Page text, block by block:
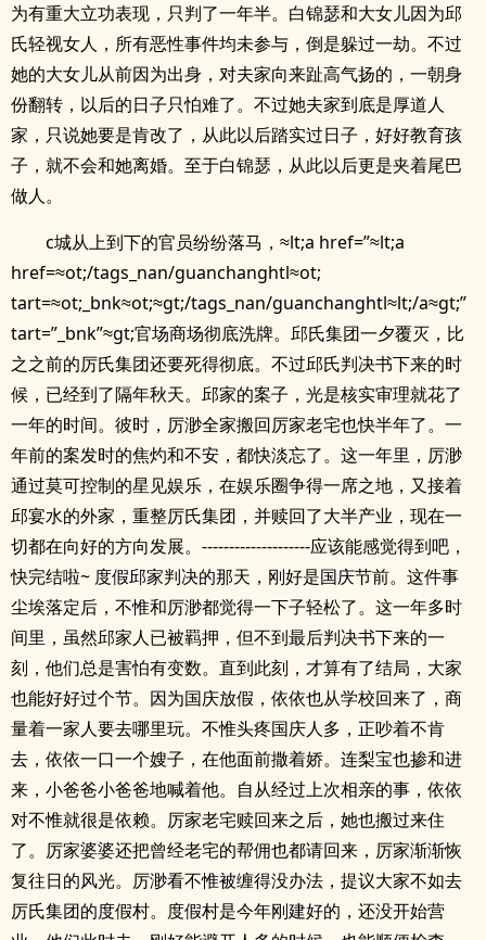
为有重大立功表现，只判了一年半。白锦瑟和大女儿因为邱
氏轻视女人，所有恶性事件均未参与，倒是躲过一劫。不过
她的大女儿从前因为出身，对夫家向来趾高气扬的，一朝身
份翻转，以后的日子只怕难了。不过她夫家到底是厚道人
家，只说她要是肯改了，从此以后踏实过日子，好好教育孩
子，就不会和她离婚。至于白锦瑟，从此以后更是夹着尾巴
做人。
c城从上到下的官员纷纷落马，≈lt;a href=”≈lt;a
href=≈ot;/tags_nan/guanchanghtl≈ot;
tart=≈ot;_bnk≈ot;≈gt;/tags_nan/guanchanghtl≈lt;/a≈gt;”
tart=”_bnk”≈gt;官场商场彻底洗牌。邱氏集团一夕覆灭，比
之之前的厉氏集团还要死得彻底。不过邱氏判决书下来的时
候，已经到了隔年秋天。邱家的案子，光是核实审理就花了
一年的时间。彼时，厉渺全家搬回厉家老宅也快半年了。一
年前的案发时的焦灼和不安，都快淡忘了。这一年里，厉渺
通过莫可控制的星见娱乐，在娱乐圈争得一席之地，又接着
邱宴水的外家，重整厉氏集团，并赎回了大半产业，现在一
切都在向好的方向发展。--------------------应该能感觉得到吧，
快完结啦~ 度假邱家判决的那天，刚好是国庆节前。这件事
尘埃落定后，不惟和厉渺都觉得一下子轻松了。这一年多时
间里，虽然邱家人已被羁押，但不到最后判决书下来的一
刻，他们总是害怕有变数。直到此刻，才算有了结局，大家
也能好好过个节。因为国庆放假，依依也从学校回来了，商
量着一家人要去哪里玩。不惟头疼国庆人多，正吵着不肯
去，依依一口一个嫂子，在他面前撒着娇。连梨宝也掺和进
来，小爸爸小爸爸地喊着他。自从经过上次相亲的事，依依
对不惟就很是依赖。厉家老宅赎回来之后，她也搬过来住
了。厉家婆婆还把曾经老宅的帮佣也都请回来，厉家渐渐恢
复往日的风光。厉渺看不惟被缠得没办法，提议大家不如去
厉氏集团的度假村。度假村是今年刚建好的，还没开始营